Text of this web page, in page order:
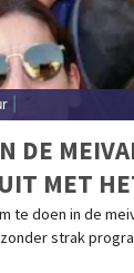
DE
MET
te doen in de
strak